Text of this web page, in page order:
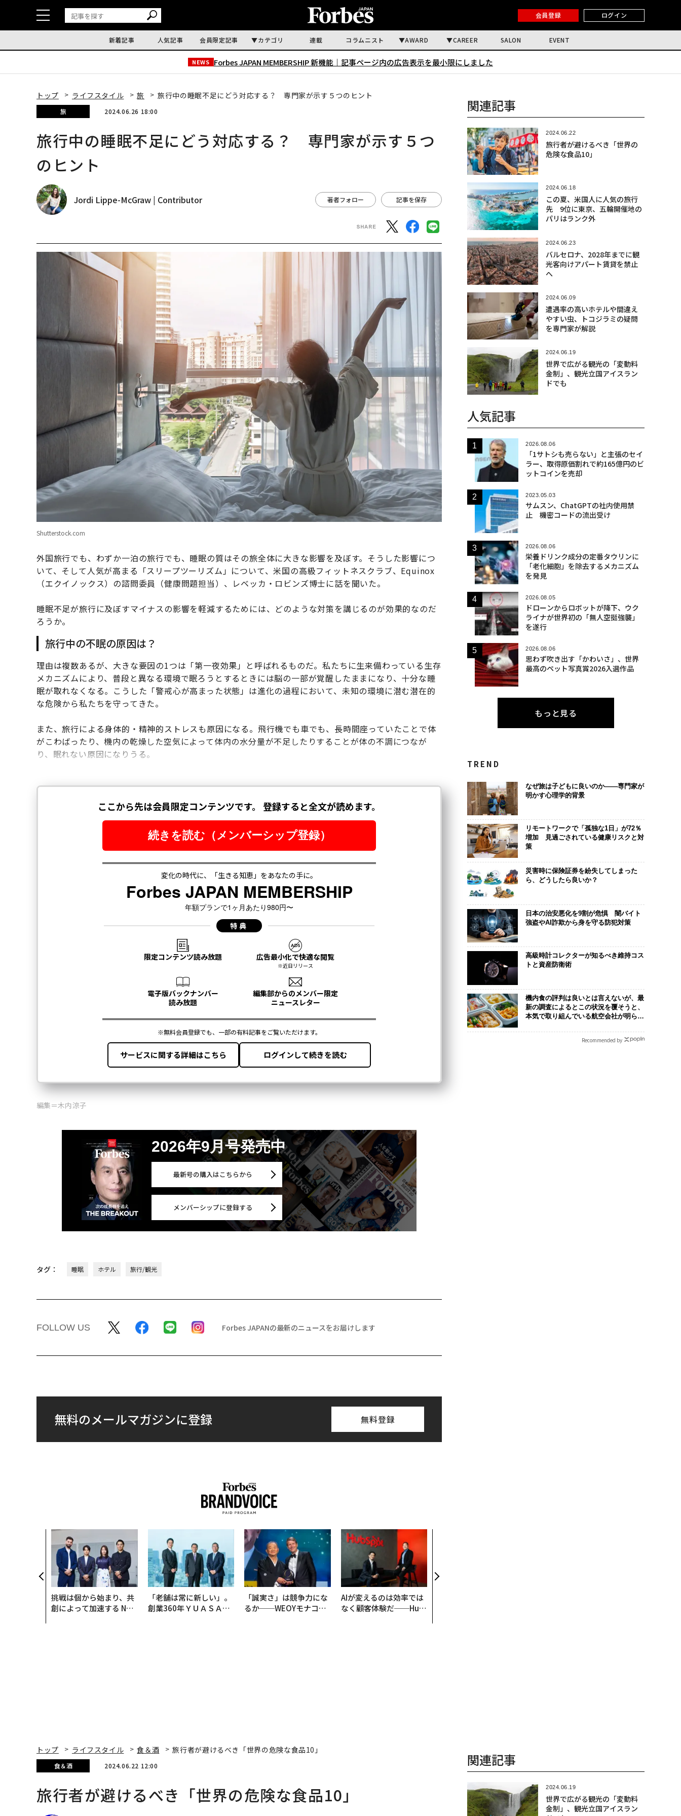
会員登録 ログイン
新着記事 人気記事 会員限定記事 カテゴリ 連載 コラムニスト AWARD CAREER SALON EVENT
NEWS Forbes JAPAN MEMBERSHIP 新機能｜ 記事ページ内の広告表示を最小限にしました
トップ ライフスタイル 旅 旅行中の睡眠不足にどう対応する？ 専門家が示す５つのヒント
旅 2024.06.26 18:00
旅行中の睡眠不足にどう対応する？ 専門家が示す５つ
のヒント
Jordi Lippe-McGraw | Contributor 著者フォロー 記事を保存
Shutterstock.com
外国旅行でも、わずか一泊の旅行でも、睡眠の質はその旅全体に大きな影響を及ぼす。そうした影響につ
いて、そして人気が高まる「スリープツーリズム」について、米国の高級フィットネスクラブ、Equinox
（エクイノックス）の諮問委員（健康問題担当）、レベッカ・ロビンズ博士に話を聞いた。
睡眠不足が旅行に及ぼすマイナスの影響を軽減するためには、どのような対策を講じるのが効果的なのだ
ろうか。
旅行中の不眠の原因は？
理由は複数あるが、大きな要因の1つは「第一夜効果」と呼ばれるものだ。私たちに生来備わっている生存
メカニズムにより、普段と異なる環境で眠ろうとするときには脳の一部が覚醒したままになり、十分な睡
眠が取れなくなる。こうした「警戒心が高まった状態」は進化の過程において、未知の環境に潜む潜在的
な危険から私たちを守ってきた。
また、旅行による身体的・精神的ストレスも原因になる。飛行機でも車でも、長時間座っていたことで体
がこわばったり、機内の乾燥した空気によって体内の水分量が不足したりすることが体の不調につなが
り、眠れない原因になりうる。
編集＝木内涼子
2026年9月号発売中
最新号の購入はこちらから
メンバーシップに登録する
タグ： 睡眠 ホテル 旅行/観光
FOLLOW US Forbes JAPANの最新のニュースをお届けします
無料のメールマガジンに登録 無料登録
挑戦は個から始まり、共
創によって加速する NOR
「老舗は常に新しい」。
創業360年ＹＵＡＳＡと
「誠実さ」は競争力にな
るか──WEOYモナコで
AIが変えるのは効率では
なく顧客体験だ──Hub
関連記事
2024.06.22
旅行者が避けるべき「世界の
危険な食品10」
2024.06.18
この夏、米国人に人気の旅行
先 9位に東京、五輪開催地の
パリはランク外
2024.06.23
バルセロナ、2028年までに観
光客向けアパート賃貸を禁止
へ
2024.06.09
遭遇率の高いホテルや間違え
やすい虫、トコジラミの疑問
を専門家が解説
2024.06.19
世界で広がる観光の「変動料
金制」、観光立国アイスラン
ドでも
人気記事
2026.08.06
「1サトシも売らない」と主張のセイ
ラー、取得原価割れで約165億円のビ
ットコインを売却
2023.05.03
サムスン、ChatGPTの社内使用禁
止 機密コードの流出受け
2026.08.06
栄養ドリンク成分の定番タウリンに
「老化細胞」を除去するメカニズム
を発見
2026.08.05
ドローンからロボットが降下、ウク
ライナが世界初の「無人空挺強襲」
を遂行
2026.08.06
思わず吹き出す「かわいさ」、世界
最高のペット写真賞2026入選作品
もっと見る
TREND
なぜ旅は子どもに良いのか——専門家が
明かす心理学的背景
リモートワークで「孤独な1日」が72％
増加 見過ごされている健康リスクと対
策
災害時に保険証券を紛失してしまった
ら、どうしたら良いか？
日本の治安悪化を9割が危惧 闇バイト
強盗やAI詐欺から身を守る防犯対策
高級時計コレクターが知るべき維持コス
トと資産防衛術
機内食の評判は良いとは言えないが、最
新の調査によるとこの状況を覆そうと、
本気で取り組んでいる航空会社が明らか
トップ5、12万件超のレビューで判明
Recommended by
トップ ライフスタイル 食＆酒 旅行者が避けるべき「世界の危険な食品10」
食＆酒 2024.06.22 12:00
旅行者が避けるべき「世界の危険な食品10」
関連記事
2024.06.19
世界で広がる観光の「変動料
金制」、観光立国アイスラン